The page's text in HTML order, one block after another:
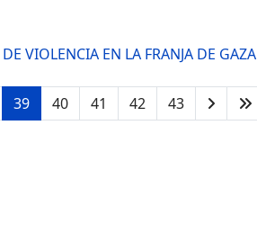
VIOLENCIA EN LA FRANJA DE GAZA
39 40 41 42 43